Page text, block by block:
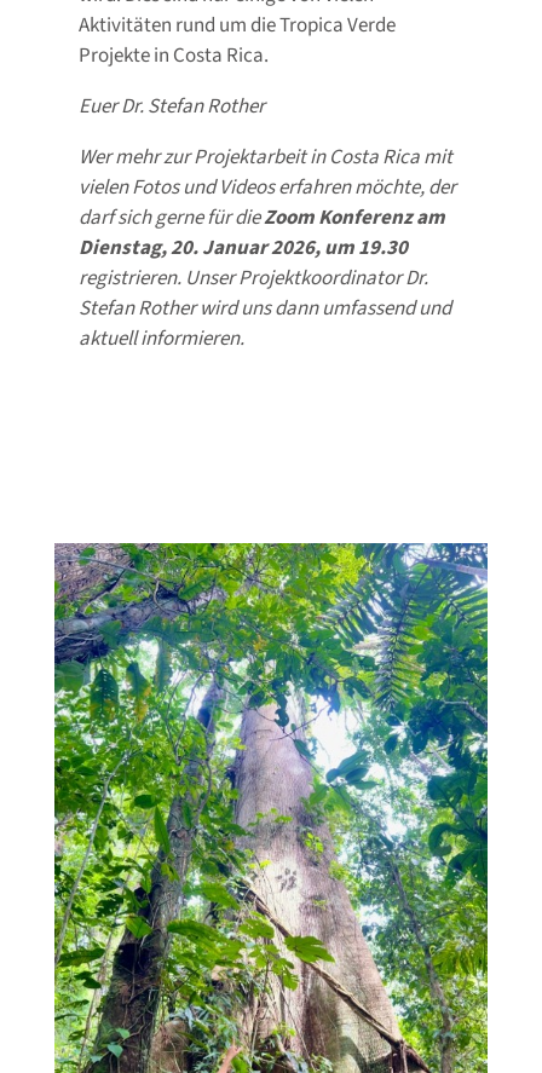
Aktivitäten rund um die Tropica Verde
Projekte in Costa Rica.
Euer Dr. Stefan Rother
Wer mehr zur Projektarbeit in Costa Rica mit
vielen Fotos und Videos erfahren möchte, der
darf sich gerne für dieZoom Konferenz am
Dienstag, 20. Januar 2026, um 19.30
registrieren. Unser Projektkoordinator Dr.
Stefan Rother wird uns dann umfassend und
aktuell informieren.